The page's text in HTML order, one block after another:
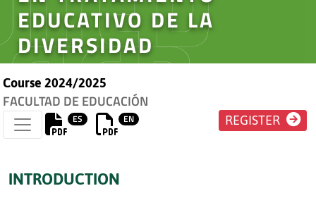
EDUCATIVO DE LA
DIVERSIDAD
Course 2024/2025
FACULTAD DE EDUCACIÓN
ES EN REGISTER
INTRODUCTION